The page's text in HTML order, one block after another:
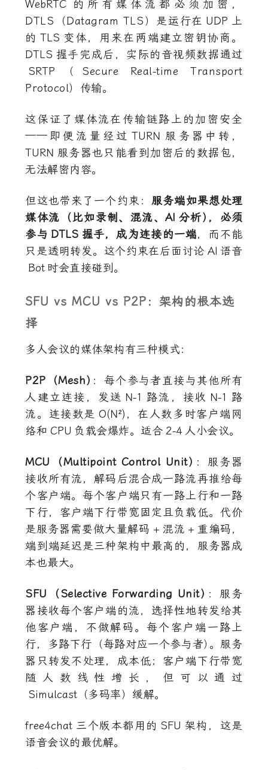
WebRTC 的所有媒体流都必须加密，
DTLS（Datagram TLS）是运行在 UDP 上
的 TLS 变体，用来在两端建立密钥协商。
DTLS 握手完成后，实际的音视频数据通过
SRTP （Secure Real-time Transport
Protocol）传输。
这保证了媒体流在传输链路上的加密安全
——即便流量经过 TURN 服务器中转，
TURN 服务器也只能看到加密后的数据包，
无法解密内容。
但这也带来了一个约束：服务端如果想处理
媒体流（比如录制、混流、AI 分析），必须
参与 DTLS 握手，成为连接的一端，而不能
只是透明转发。这个约束在后面讨论 AI 语音
Bot 时会直接碰到。
SFU vs MCU vs P2P：架构的根本选
择
多人会议的媒体架构有三种模式：
P2P（Mesh）：每个参与者直接与其他所有
人建立连接，发送 N-1 路流，接收 N-1 路
流。连接数是 O(N²) ，在人数多时客户端网
络和 CPU 负载会爆炸。适合 2-4 人小会议。
MCU（Multipoint Control Unit）：服务器
接收所有流，解码后混合成一路流再推给每
个客户端。每个客户端只有一路上行和一路
下行，客户端下行带宽固定且负载低。代价
是服务器需要做大量解码 + 混流 + 重编码，
端到端延迟是三种架构中最高的，服务器成
本也最大。
SFU（Selective Forwarding Unit）：服务
器接收每个客户端的流，选择性地转发给其
他客户端，不做解码。每个客户端一路上
行，多路下行（每路对应一个参与者）。服务
器只转发不处理，成本低；客户端下行带宽
随人数线性增长，但可以通过
Simulcast（多码率）缓解。
free4chat 三个版本都用的 SFU 架构，这是
语音会议的最优解。